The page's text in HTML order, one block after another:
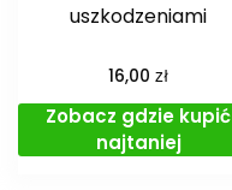
uszkodzeniami
16,00zł
Zobacz gdzie kupić
najtaniej